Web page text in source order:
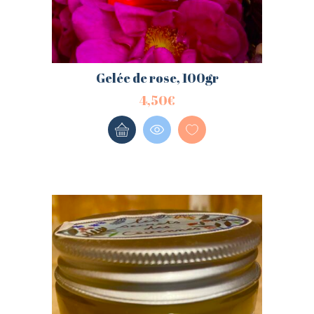
Gelée de rose, 100gr
4,50€
CONNEXION INSCRIPTION